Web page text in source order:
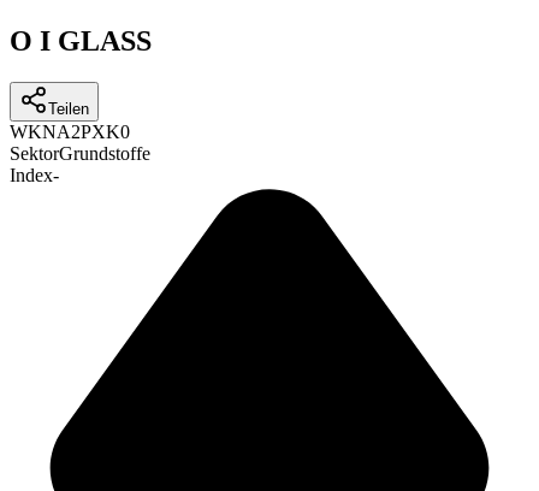
O I GLASS
Teilen
WKNA2PXK0
SektorGrundstoffe
Index-